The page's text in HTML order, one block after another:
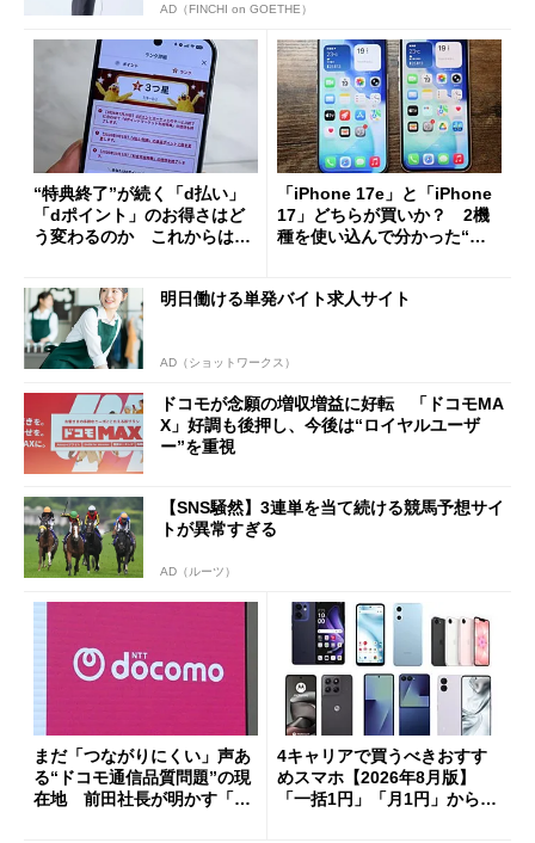
AD（FINCHI on GOETHE）
“特典終了”が続く「d払い」
「dポイント」のお得さはど
う変わるのか これからは
「iPhone 17e」と「iPhone
17」どちらが買いか？ 2機
種を使い込んで分かった“ス
明日働ける単発バイト求人サイト
AD（ショットワークス）
ドコモが念願の増収増益に好転 「ドコモMA
X」好調も後押し、今後は“ロイヤルユーザ
ー”を重視
【SNS騒然】3連単を当て続ける競馬予想サイ
トが異常すぎる
AD（ルーツ）
まだ「つながりにくい」声あ
る“ドコモ通信品質問題”の現
在地 前田社長が明かす「道
4キャリアで買うべきおすす
めスマホ【2026年8月版】
「一括1円」「月1円」からお